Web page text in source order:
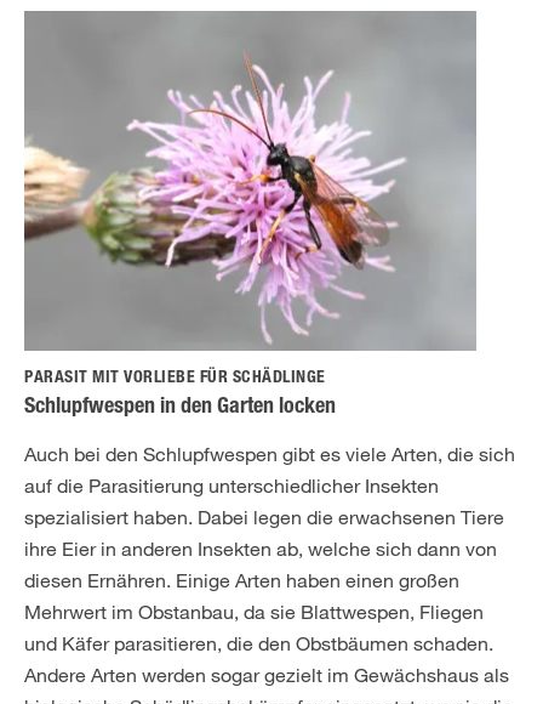
PARASIT MIT VORLIEBE FÜR SCHÄDLINGE
Schlupfwespen in den Garten locken
Auch bei den Schlupfwespen gibt es viele Arten, die sich
auf die Parasitierung unterschiedlicher Insekten
spezialisiert haben. Dabei legen die erwachsenen Tiere
ihre Eier in anderen Insekten ab, welche sich dann von
diesen Ernähren. Einige Arten haben einen großen
Mehrwert im Obstanbau, da sie Blattwespen, Fliegen
und Käfer parasitieren, die den Obstbäumen schaden.
Andere Arten werden sogar gezielt im Gewächshaus als